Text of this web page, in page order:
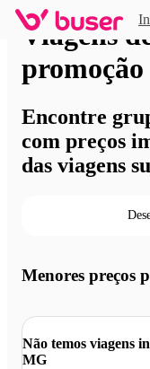
Viagens
promoção
Encontre
com preços
das viagens
Menores preços
Não temos viagens
MG